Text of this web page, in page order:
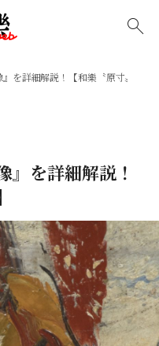
を詳細解説！【和樂〝原寸〟
』を詳細解説！